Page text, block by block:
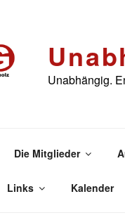
Unabhängig.
Die Mitglieder
Links Kalender